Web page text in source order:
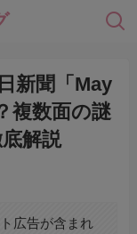
新聞「May
複数面の謎
解説
広告が含まれ